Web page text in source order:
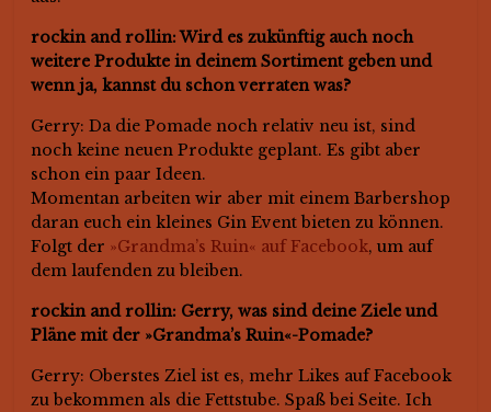
rockin and rollin: Wird es zukünftig auch noch
weitere Produkte in deinem Sortiment geben und
wenn ja, kannst du schon verraten was?
Gerry: Da die Pomade noch relativ neu ist, sind
noch keine neuen Produkte geplant. Es gibt aber
schon ein paar Ideen.
Momentan arbeiten wir aber mit einem Barbershop
daran euch ein kleines Gin Event bieten zu können.
Folgt der »Grandma’s Ruin« auf Facebook, um auf
dem laufenden zu bleiben.
rockin and rollin: Gerry, was sind deine Ziele und
Pläne mit der »Grandma’s Ruin«-Pomade?
Gerry: Oberstes Ziel ist es, mehr Likes auf Facebook
zu bekommen als die Fettstube. Spaß bei Seite. Ich